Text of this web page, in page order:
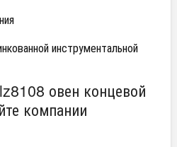
инструментальной
овен концевой
компании